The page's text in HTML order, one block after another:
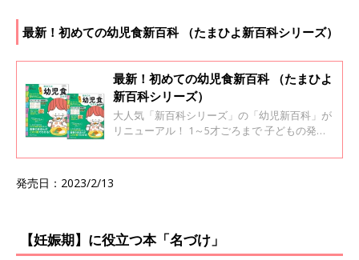
クも掲載。 新「授乳・離乳の支援ガイド」に完
画で確認もできます。
最新！初めての幼児食新百科 （たまひよ新百科シリーズ）
最新！初めての幼児食新百科 （たまひよ
新百科シリーズ）
大人気「新百科シリーズ」の「幼児新百科」が
リニューアル！ 1～5才ごろまで 子どもの発育·
る！ かむ力や飲み込む力、消化能力が未発達な
底紹介しています。 人気の「カレンダー式離乳
食」の幼児食版、「カレンダー式幼児食」も掲
発売日：2023/2/13
【妊娠期】に役立つ本「名づけ」